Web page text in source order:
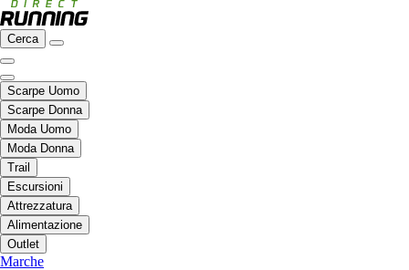
Cerca
Scarpe Uomo
Scarpe Donna
Moda Uomo
Moda Donna
Trail
Escursioni
Attrezzatura
Alimentazione
Outlet
Marche